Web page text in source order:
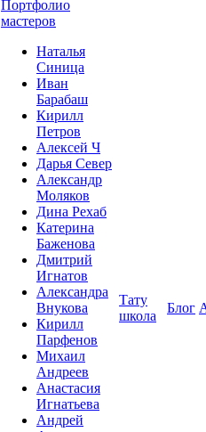
Портфолио
мастеров
Наталья
Синица
Иван
Барабаш
Кирилл
Петров
Алексей Ч
Дарья Север
Александр
Моляков
Дина Рехаб
Катерина
Баженова
Дмитрий
Игнатов
Александра
Внукова
Кирилл
Парфенов
Михаил
Андреев
Анастасия
Игнатьева
Андрей
Тату
школа
Блог